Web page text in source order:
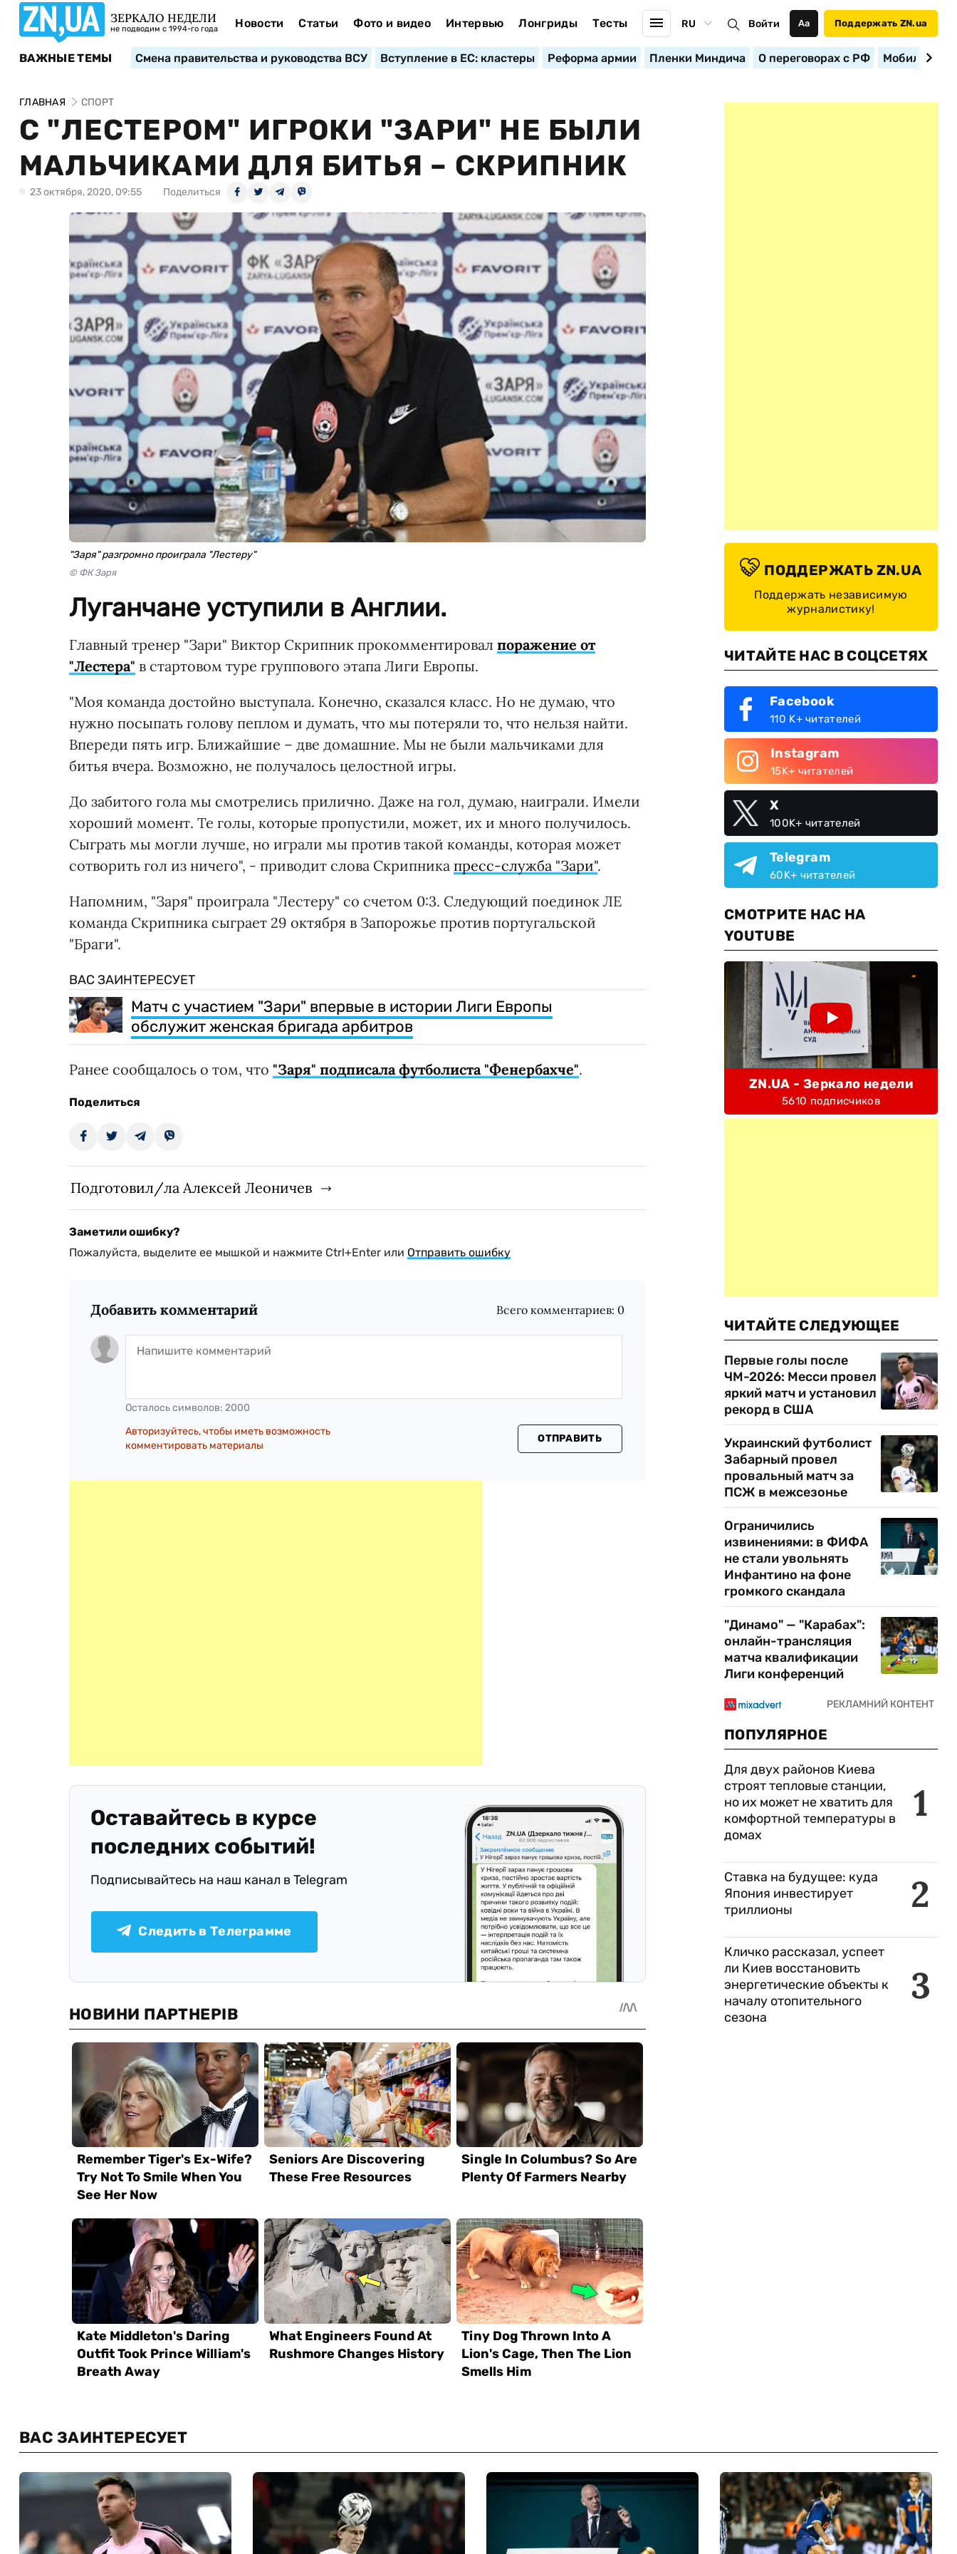
ЗЕРКАЛО НЕДЕЛИ
не подводим с 1994-го года Новости Статьи Фото и видео Интервью Лонгриды Тесты RU Войти Аа Поддержать ZN.ua
ВАЖНЫЕ ТЕМЫ Смена правительства и руководства ВСУ Вступление в ЕС: кластеры Реформа армии Пленки Миндича О переговорах с РФ
ГЛАВНАЯ СПОРТ
С "ЛЕСТЕРОМ" ИГРОКИ "ЗАРИ" НЕ БЫЛИ
МАЛЬЧИКАМИ ДЛЯ БИТЬЯ – СКРИПНИК
23 октября, 2020, 09:55 Поделиться
"Заря" разгромно проиграла "Лестеру"
© ФК Заря
Луганчане уступили в Англии.
Главный тренер "Зари" Виктор Скрипник прокомментировал поражение от
"Лестера" в стартовом туре группового этапа Лиги Европы.
"Моя команда достойно выступала. Конечно, сказался класс. Но не думаю, что
нужно посыпать голову пеплом и думать, что мы потеряли то, что нельзя найти.
Впереди пять игр. Ближайшие – две домашние. Мы не были мальчиками для
битья вчера. Возможно, не получалось целостной игры.
До забитого гола мы смотрелись прилично. Даже на гол, думаю, наиграли. Имели
хороший момент. Те голы, которые пропустили, может, их и много получилось.
Сыграть мы могли лучше, но играли мы против такой команды, которая может
сотворить гол из ничего", - приводит слова Скрипника пресс-служба "Зари".
Напомним, "Заря" проиграла "Лестеру" со счетом 0:3. Следующий поединок ЛЕ
команда Скрипника сыграет 29 октября в Запорожье против португальской
"Браги".
ВАС ЗАИНТЕРЕСУЕТ
Матч с участием "Зари" впервые в истории Лиги Европы
обслужит женская бригада арбитров
Ранее сообщалось о том, что "Заря" подписала футболиста "Фенербахче".
Поделиться
Подготовил/ла Алексей Леоничев
Заметили ошибку?
Пожалуйста, выделите ее мышкой и нажмите Ctrl+Enter или Отправить ошибку
Добавить комментарий Всего комментариев: 0
Осталось символов: 2000
Авторизуйтесь, чтобы иметь возможность
комментировать материалы
ОТПРАВИТЬ
Оставайтесь в курсе
последних событий!
Подписывайтесь на наш канал в Telegram
Следить в Телеграмме
ПОДДЕРЖАТЬ ZN.UA
Поддержать независимую
журналистику!
ЧИТАЙТЕ НАС В СОЦСЕТЯХ
Facebook
110 K+ читателей
Instagram
15K+ читателей
X
100K+ читателей
Telegram
60K+ читателей
СМОТРИТЕ НАС НА
YOUTUBE
ZN.UA - Зеркало недели
5610 подписчиков
ЧИТАЙТЕ СЛЕДУЮЩЕЕ
Первые голы после
ЧМ-2026: Месси провел
яркий матч и установил
рекорд в США
Украинский футболист
Забарный провел
провальный матч за
ПСЖ в межсезонье
Ограничились
извинениями: в ФИФА
не стали увольнять
Инфантино на фоне
громкого скандала
"Динамо" — "Карабах":
онлайн-трансляция
матча квалификации
Лиги конференций
ПОПУЛЯРНОЕ
1
Для двух районов Киева
строят тепловые станции,
но их может не хватить для
комфортной температуры в
домах
2
Ставка на будущее: куда
Япония инвестирует
триллионы
3
Кличко рассказал, успеет
ли Киев восстановить
энергетические объекты к
началу отопительного
сезона
ВАС ЗАИНТЕРЕСУЕТ